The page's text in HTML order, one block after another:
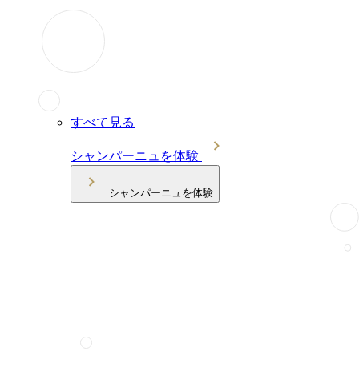
すべて見る
シャンパーニュを体験
シャンパーニュを体験